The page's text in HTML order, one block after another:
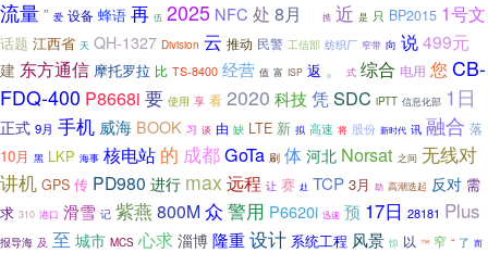
流量 ” 爱 设备 蜂语 再 伍 2025 NFC 处 8月 携 近 是 只 BP2015 1号文
话题 江西省 天 QH-1327 Division 云 推动 民警 工信部 纺织厂 窄带 向 说499元
建 东方通信 摩托罗拉 比 TS-8400 经营 值 富 ISP 返 。 式 综合 电用 您 CB-
FDQ-400 P8668i 要 使用 享 看 2020 科技 凭 SDC iPTT 信息化部 1日
正式 9月 手机 威海 BOOK 习 谈 由 缺 LTE 新 拟 高速 将 股份 新时代 讯 融合 落
10月 黑 LKP 海事 核电站 的 成都GoTa 刷 体 河北 Norsat 之间 无线对
讲机 GPS 传 PD980 进行 max 远程 让 赛 赴 TCP 3月 助 高潮迭起 反对 需
求 310 港口 滑雪 记 紫燕 800M 众 警用 P6620i 迅速 预 17日 28181 Plus
报导海 及 至 城市 MCS 心求 淄博 隆重设计 系统工程 风景 惊 以 ™ 窄 “ 了 而